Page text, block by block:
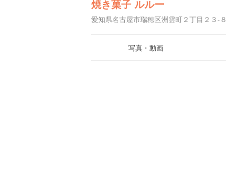
焼き菓子 ルルー
愛知県名古屋市瑞穂区洲雲町２丁目２３-８
写真・動画